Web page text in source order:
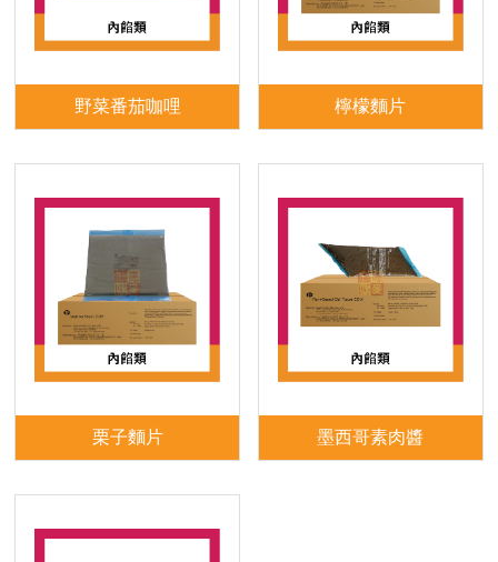
野菜番茄咖哩 檸檬麵片
栗子麵片 墨西哥素肉醬